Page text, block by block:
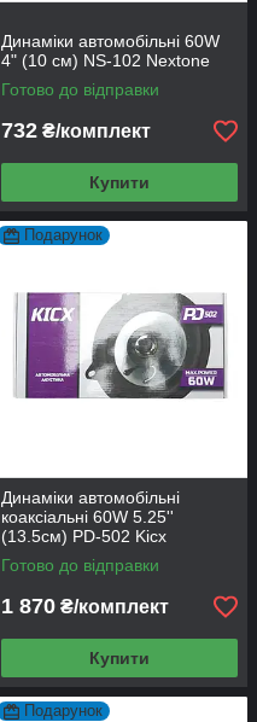
Динаміки автомобільні 60W
4" (10 см) NS-102 Nextone
Готово до відправки
732 ₴/комплект
Купити
Подарунок
Динаміки автомобільні
коаксіальні 60W 5.25''
(13.5см) PD-502 Kicx
Готово до відправки
1 870 ₴/комплект
Купити
Подарунок